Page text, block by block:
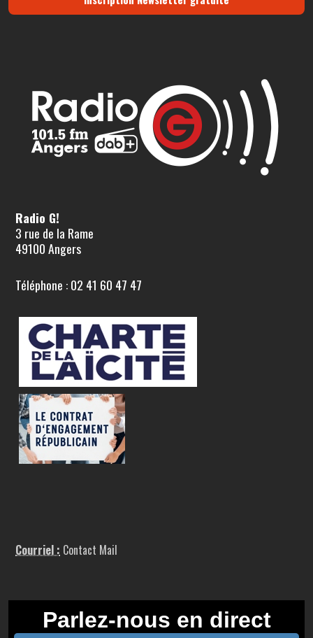
Radio G!
3 rue de la Rame
49100 Angers
Téléphone : 02 41 60 47 47
Courriel : Contact Mail